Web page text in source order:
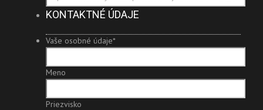
KONTAKTNÉ ÚDAJE
Vaše osobné údaje*
Meno
Priezvisko